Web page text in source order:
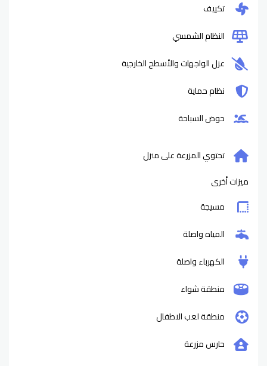
تكييف
النظام الشمسي
عزل الواجهات والأسطح الخارجية
نظام حماية
حوض السباحة
تحتوي المزرعة على منزل
ميزات أخرى
مسيجة
المياه واصلة
الكهرباء واصلة
منطقة شواء
منطقة لعب الاطفال
حارس مزرعة